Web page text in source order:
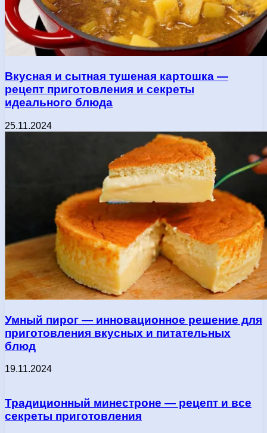
Вкусная и сытная тушеная картошка —
рецепт приготовления и секреты
идеального блюда
25.11.2024
Умный пирог — инновационное решение для
приготовления вкусных и питательных
блюд
19.11.2024
Традиционный минестроне — рецепт и все
секреты приготовления